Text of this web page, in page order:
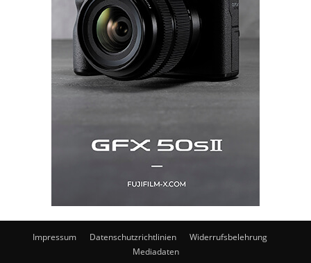
Impressum Datenschutzrichtlinien
Widerrufsbelehrung
Mediadaten